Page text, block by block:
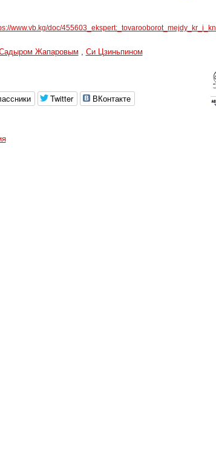
www.vb.kg/doc/
Жапаровым , Си Цзиньпином
Twitter ВКонтакте